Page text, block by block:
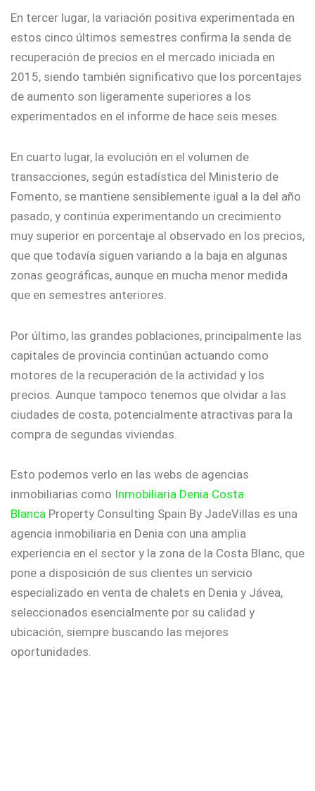
En tercer lugar, la variación positiva experimentada en
estos cinco últimos semestres confirma la senda de
recuperación de precios en el mercado iniciada en
2015, siendo también significativo que los porcentajes
de aumento son ligeramente superiores a los
experimentados en el informe de hace seis meses.
En cuarto lugar, la evolución en el volumen de
transacciones, según estadística del Ministerio de
Fomento, se mantiene sensiblemente igual a la del año
pasado, y continúa experimentando un crecimiento
muy superior en porcentaje al observado en los precios,
que que todavía siguen variando a la baja en algunas
zonas geográficas, aunque en mucha menor medida
que en semestres anteriores.
Por último, las grandes poblaciones, principalmente las
capitales de provincia continúan actuando como
motores de la recuperación de la actividad y los
precios. Aunque tampoco tenemos que olvidar a las
ciudades de costa, potencialmente atractivas para la
compra de segundas viviendas.
Esto podemos verlo en las webs de agencias
inmobiliarias como Inmobiliaria Denia Costa
Blanca Property Consulting Spain By JadeVillas es una
agencia inmobiliaria en Denia con una amplia
experiencia en el sector y la zona de la Costa Blanc, que
pone a disposición de sus clientes un servicio
especializado en venta de chalets en Denia y Jávea,
seleccionados esencialmente por su calidad y
ubicación, siempre buscando las mejores
oportunidades.